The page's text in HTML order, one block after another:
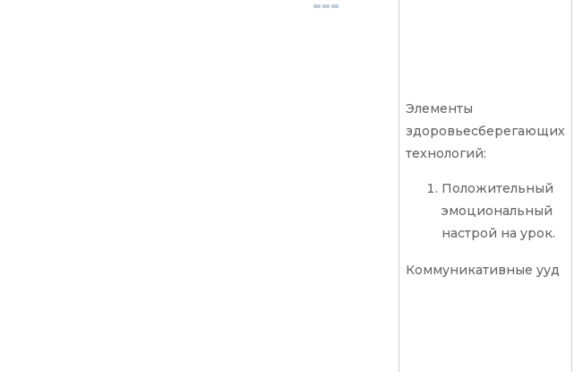
Элементы
здоровьесберегающих
технологий:
Положительный
эмоциональный
настрой на урок.
Коммуникативные ууд